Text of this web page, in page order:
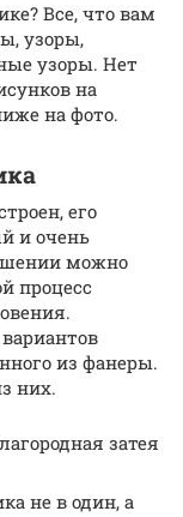
Все, что вам
узоры,
узоры. Нет
на
на фото.
его
и очень
можно
процесс
из фанеры.
них.
затея
не в один, а